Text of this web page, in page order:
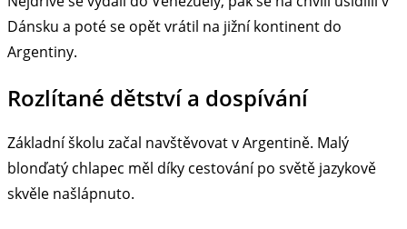
Dánsku a poté se opět vrátil na jižní kontinent do
Argentiny.
Rozlítané dětství a dospívání
Základní školu začal navštěvovat v Argentině. Malý
blonďatý chlapec měl díky cestování po světě jazykově
skvěle našlápnuto.